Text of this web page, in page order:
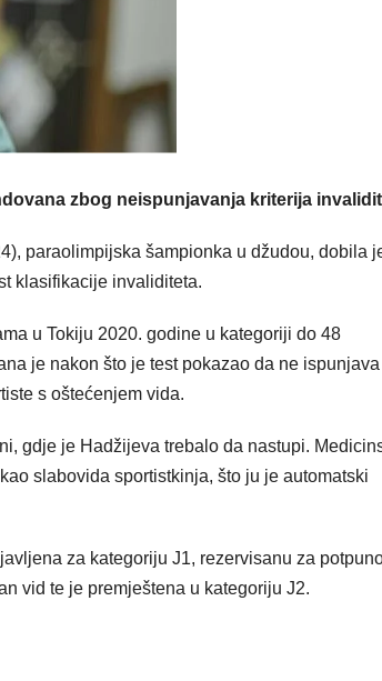
zbog neispunjavanja kriterija
paraolimpijska šampionka u džudou, dobila
klasifikacije invaliditeta.
u Tokiju 2020. godine u kategoriji do 48
je nakon što je test pokazao da ne ispunjava
s oštećenjem vida.
gdje je Hadžijeva trebalo da nastupi.
slabovida sportistkinja, što ju je automatski
za kategoriju J1, rezervisanu za
vid te je premještena u kategoriju J2.